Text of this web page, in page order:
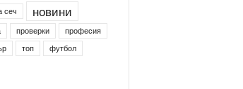
сеч новини
проверки
професия
топ футбол